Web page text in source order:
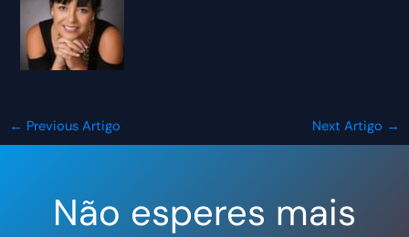
← Previous Artigo Next Artigo →
Não esperes mais